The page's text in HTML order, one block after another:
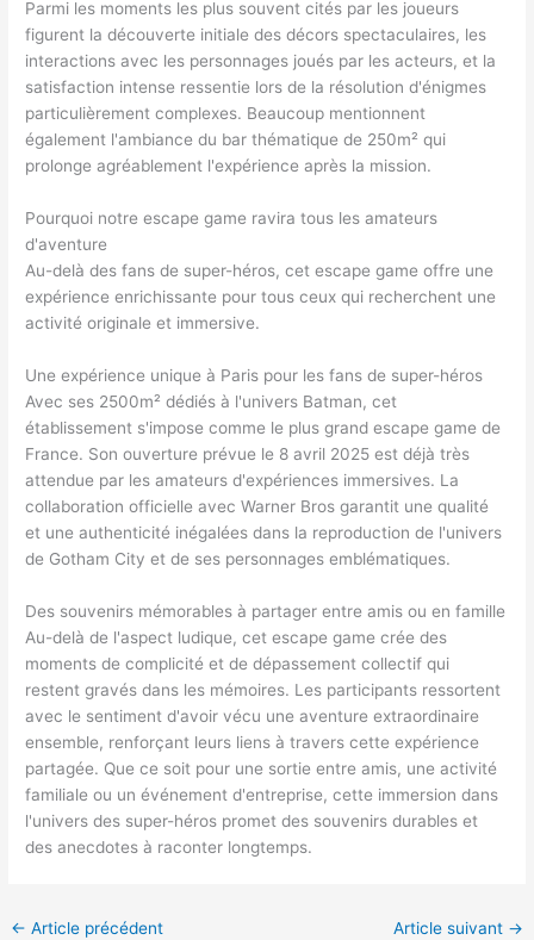
Parmi les moments les plus souvent cités par les joueurs
figurent la découverte initiale des décors spectaculaires, les
interactions avec les personnages joués par les acteurs, et la
satisfaction intense ressentie lors de la résolution d'énigmes
particulièrement complexes. Beaucoup mentionnent
également l'ambiance du bar thématique de 250m² qui
prolonge agréablement l'expérience après la mission.
Pourquoi notre escape game ravira tous les amateurs
d'aventure
Au-delà des fans de super-héros, cet escape game offre une
expérience enrichissante pour tous ceux qui recherchent une
activité originale et immersive.
Une expérience unique à Paris pour les fans de super-héros
Avec ses 2500m² dédiés à l'univers Batman, cet
établissement s'impose comme le plus grand escape game de
France. Son ouverture prévue le 8 avril 2025 est déjà très
attendue par les amateurs d'expériences immersives. La
collaboration officielle avec Warner Bros garantit une qualité
et une authenticité inégalées dans la reproduction de l'univers
de Gotham City et de ses personnages emblématiques.
Des souvenirs mémorables à partager entre amis ou en famille
Au-delà de l'aspect ludique, cet escape game crée des
moments de complicité et de dépassement collectif qui
restent gravés dans les mémoires. Les participants ressortent
avec le sentiment d'avoir vécu une aventure extraordinaire
ensemble, renforçant leurs liens à travers cette expérience
partagée. Que ce soit pour une sortie entre amis, une activité
familiale ou un événement d'entreprise, cette immersion dans
l'univers des super-héros promet des souvenirs durables et
des anecdotes à raconter longtemps.
← Article précédent Article suivant →